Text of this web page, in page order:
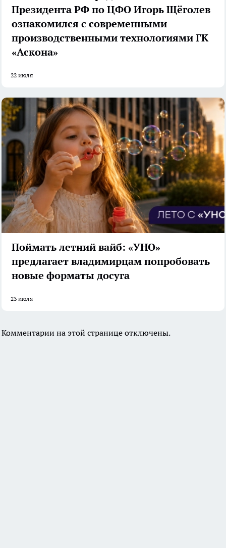
Президента РФ по ЦФО Игорь Щёголев
ознакомился с современными
производственными технологиями ГК
«Аскона»
22 июля
Поймать летний вайб: «УНО»
предлагает владимирцам попробовать
новые форматы досуга
23 июля
Комментарии на этой странице отключены.